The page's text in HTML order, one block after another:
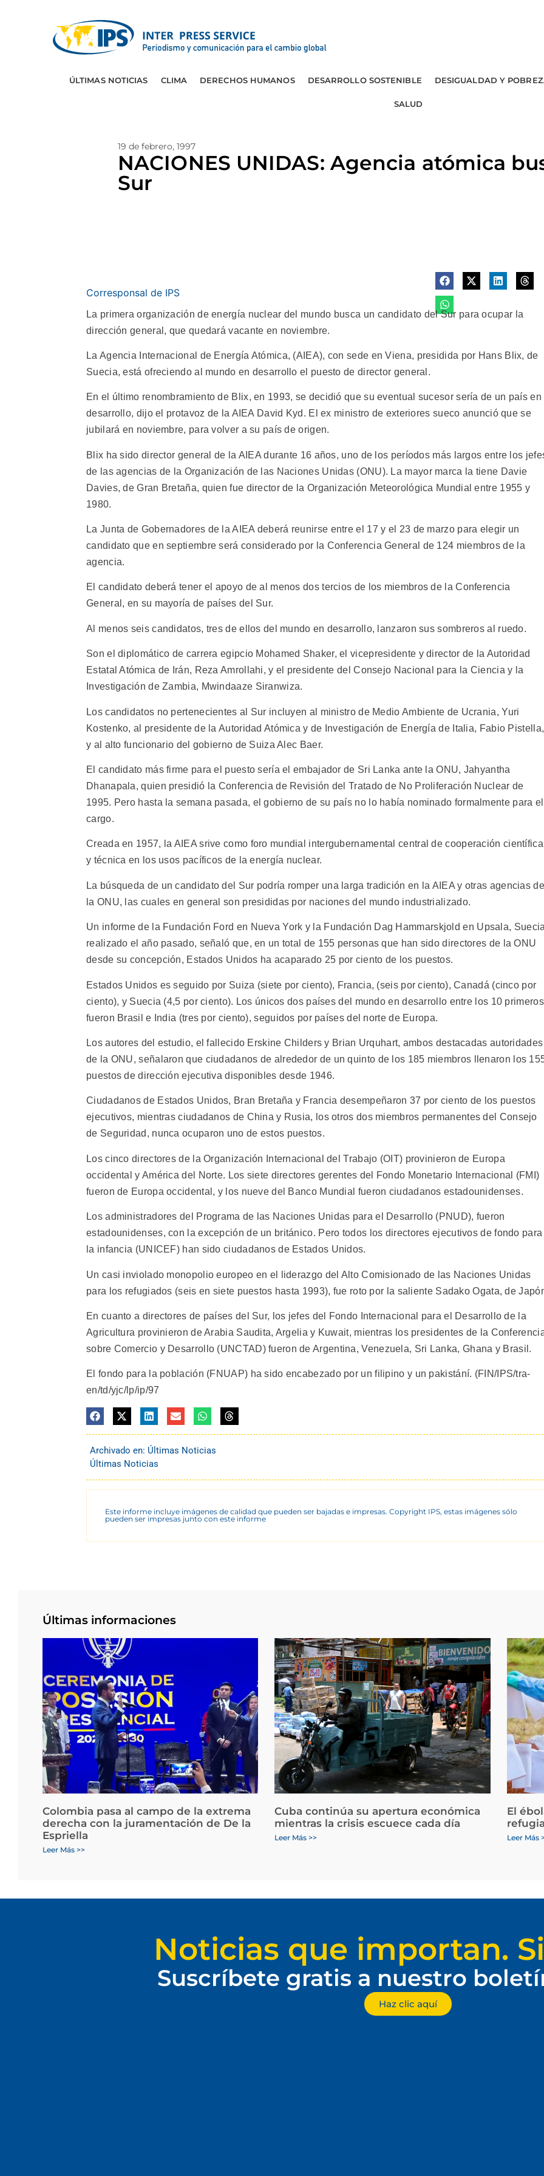
ÚLTIMAS NOTICIAS CLIMA DERECHOS HUMANOS DESARROLLO SOSTENIBLE DESIGUALDAD Y
SALUD
19 de febrero, 1997
NACIONES UNIDAS: Agencia atómica
Sur
Corresponsal de IPS
La primera organización de energía nuclear del mundo busca un candidato del Sur para ocupar la
dirección general, que quedará vacante en noviembre.
La Agencia Internacional de Energía Atómica, (AIEA), con sede en Viena, presidida por Hans Blix, de
Suecia, está ofreciendo al mundo en desarrollo el puesto de director general.
En el último renombramiento de Blix, en 1993, se decidió que su eventual sucesor sería de un país en
desarrollo, dijo el protavoz de la AIEA David Kyd. El ex ministro de exteriores sueco anunció que se
jubilará en noviembre, para volver a su país de origen.
Blix ha sido director general de la AIEA durante 16 años, uno de los períodos más largos entre los
de las agencias de la Organización de las Naciones Unidas (ONU). La mayor marca la tiene Davie
Davies, de Gran Bretaña, quien fue director de la Organización Meteorológica Mundial entre 1955 y
1980.
La Junta de Gobernadores de la AIEA deberá reunirse entre el 17 y el 23 de marzo para elegir un
candidato que en septiembre será considerado por la Conferencia General de 124 miembros de la
agencia.
El candidato deberá tener el apoyo de al menos dos tercios de los miembros de la Conferencia
General, en su mayoría de países del Sur.
Al menos seis candidatos, tres de ellos del mundo en desarrollo, lanzaron sus sombreros al ruedo.
Son el diplomático de carrera egipcio Mohamed Shaker, el vicepresidente y director de la Autoridad
Estatal Atómica de Irán, Reza Amrollahi, y el presidente del Consejo Nacional para la Ciencia y la
Investigación de Zambia, Mwindaaze Siranwiza.
Los candidatos no pertenecientes al Sur incluyen al ministro de Medio Ambiente de Ucrania, Yuri
Kostenko, al presidente de la Autoridad Atómica y de Investigación de Energía de Italia, Fabio Pistella,
y al alto funcionario del gobierno de Suiza Alec Baer.
El candidato más firme para el puesto sería el embajador de Sri Lanka ante la ONU, Jahyantha
Dhanapala, quien presidió la Conferencia de Revisión del Tratado de No Proliferación Nuclear de
1995. Pero hasta la semana pasada, el gobierno de su país no lo había nominado formalmente para el
cargo.
Creada en 1957, la AIEA srive como foro mundial intergubernamental central de cooperación científica
y técnica en los usos pacíficos de la energía nuclear.
La búsqueda de un candidato del Sur podría romper una larga tradición en la AIEA y otras agencias de
la ONU, las cuales en general son presididas por naciones del mundo industrializado.
Un informe de la Fundación Ford en Nueva York y la Fundación Dag Hammarskjold en Upsala,
realizado el año pasado, señaló que, en un total de 155 personas que han sido directores de la ONU
desde su concepción, Estados Unidos ha acaparado 25 por ciento de los puestos.
Estados Unidos es seguido por Suiza (siete por ciento), Francia, (seis por ciento), Canadá (cinco por
ciento), y Suecia (4,5 por ciento). Los únicos dos países del mundo en desarrollo entre los 10 primeros
fueron Brasil e India (tres por ciento), seguidos por países del norte de Europa.
Los autores del estudio, el fallecido Erskine Childers y Brian Urquhart, ambos destacadas autoridades
de la ONU, señalaron que ciudadanos de alrededor de un quinto de los 185 miembros llenaron los
puestos de dirección ejecutiva disponibles desde 1946.
Ciudadanos de Estados Unidos, Bran Bretaña y Francia desempeñaron 37 por ciento de los puestos
ejecutivos, mientras ciudadanos de China y Rusia, los otros dos miembros permanentes del Consejo
de Seguridad, nunca ocuparon uno de estos puestos.
Los cinco directores de la Organización Internacional del Trabajo (OIT) provinieron de Europa
occidental y América del Norte. Los siete directores gerentes del Fondo Monetario Internacional (FMI)
fueron de Europa occidental, y los nueve del Banco Mundial fueron ciudadanos estadounidenses.
Los administradores del Programa de las Naciones Unidas para el Desarrollo (PNUD), fueron
estadounidenses, con la excepción de un británico. Pero todos los directores ejecutivos de fondo para
la infancia (UNICEF) han sido ciudadanos de Estados Unidos.
Un casi inviolado monopolio europeo en el liderazgo del Alto Comisionado de las Naciones Unidas
para los refugiados (seis en siete puestos hasta 1993), fue roto por la saliente Sadako Ogata, de
En cuanto a directores de países del Sur, los jefes del Fondo Internacional para el Desarrollo de la
Agricultura provinieron de Arabia Saudita, Argelia y Kuwait, mientras los presidentes de la
sobre Comercio y Desarrollo (UNCTAD) fueron de Argentina, Venezuela, Sri Lanka, Ghana y Brasil.
El fondo para la población (FNUAP) ha sido encabezado por un filipino y un pakistání. (FIN/IPS/tra-
en/td/yjc/lp/ip/97
Archivado en: Últimas Noticias
Últimas Noticias
Este informe incluye imágenes de calidad que pueden ser bajadas e impresas. Copyright IPS, estas imágenes sólo
pueden ser impresas junto con este informe
Últimas informaciones
Colombia pasa al campo de la extrema
derecha con la juramentación de De la
Espriella
Leer Más >>
Cuba continúa su apertura económica
mientras la crisis escuece cada día
Leer Más >>
El
Leer Más
Noticias que importan.
Suscríbete gratis a nuestro
Haz clic aquí